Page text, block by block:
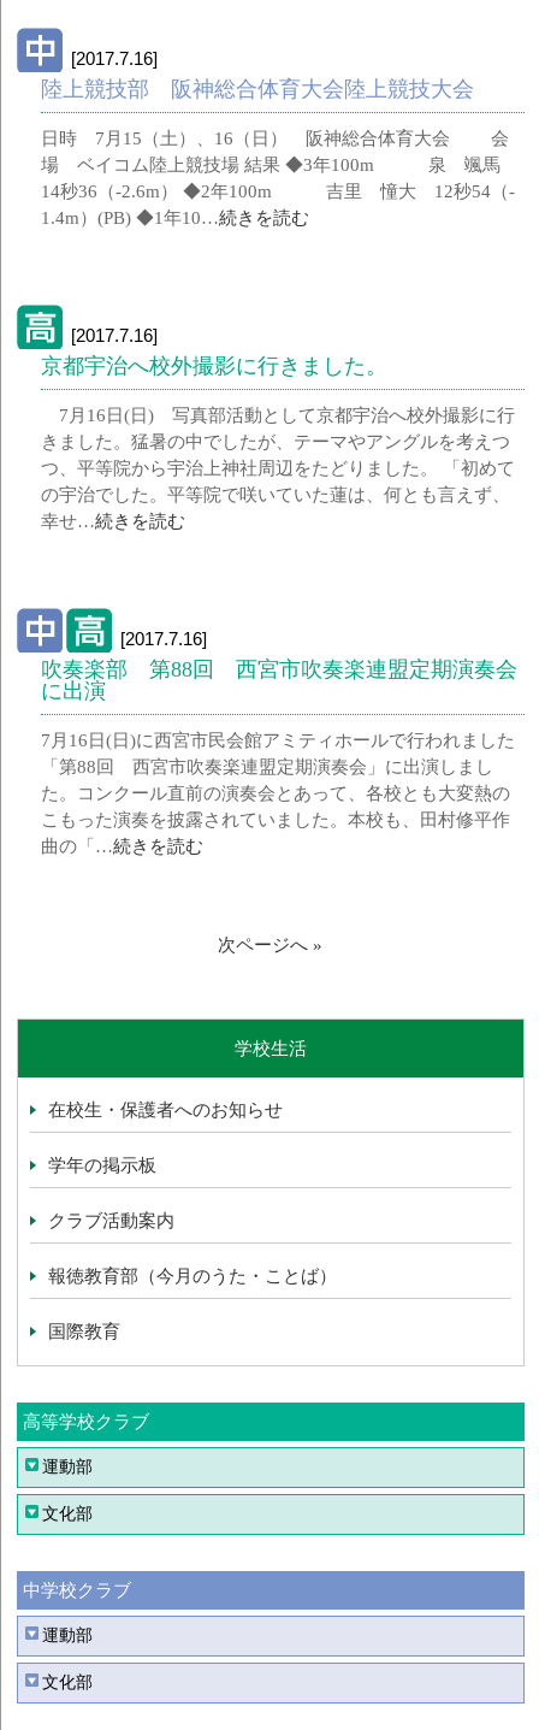
[2017.7.16]
陸上競技部 阪神総合体育大会陸上競技大会
日時 7月15（土）、16（日） 阪神総合体育大会 会
場 ベイコム陸上競技場 結果 ◆3年100m 泉 颯馬
14秒36（‐2.6m） ◆2年100m 吉里 憧大 12秒54（‐
1.4m）(PB) ◆1年10…続きを読む
[2017.7.16]
京都宇治へ校外撮影に行きました。
7月16日(日) 写真部活動として京都宇治へ校外撮影に行
きました。猛暑の中でしたが、テーマやアングルを考えつ
つ、平等院から宇治上神社周辺をたどりました。 「初めて
の宇治でした。平等院で咲いていた蓮は、何とも言えず、
幸せ…続きを読む
[2017.7.16]
吹奏楽部 第88回 西宮市吹奏楽連盟定期演奏会
に出演
7月16日(日)に西宮市民会館アミティホールで行われました
「第88回 西宮市吹奏楽連盟定期演奏会」に出演しまし
た。コンクール直前の演奏会とあって、各校とも大変熱の
こもった演奏を披露されていました。本校も、田村修平作
曲の「…続きを読む
次ページへ »
学校生活
在校生・保護者へのお知らせ
学年の掲示板
クラブ活動案内
報徳教育部（今月のうた・ことば）
国際教育
高等学校クラブ
運動部
文化部
中学校クラブ
運動部
文化部